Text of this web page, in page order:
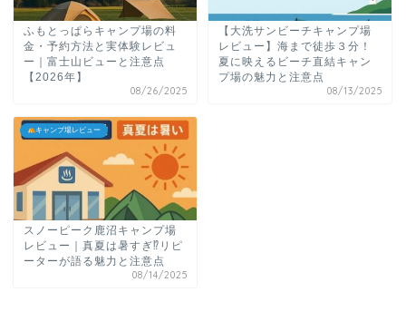
ふもとっぱらキャンプ場の料
金・予約方法と実体験レビュ
ー｜富士山ビューと注意点
【2026年】
08/26/2025
【大洗サンビーチキャンプ場
レビュー】海まで徒歩３分！
夏に映えるビーチ直結キャン
プ場の魅力と注意点
08/13/2025
キャンプ場レビュー
スノーピーク鹿沼キャンプ場
レビュー｜真夏は暑すぎ⁉リピ
ーターが語る魅力と注意点
08/14/2025